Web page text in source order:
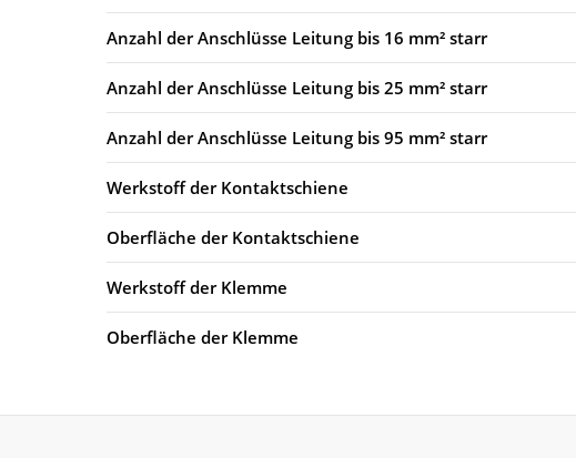
Anzahl der Anschlüsse Leitung bis 16 mm² starr
Anzahl der Anschlüsse Leitung bis 25 mm² starr
Anzahl der Anschlüsse Leitung bis 95 mm² starr
Werkstoff der Kontaktschiene
Oberfläche der Kontaktschiene
Werkstoff der Klemme
Oberfläche der Klemme